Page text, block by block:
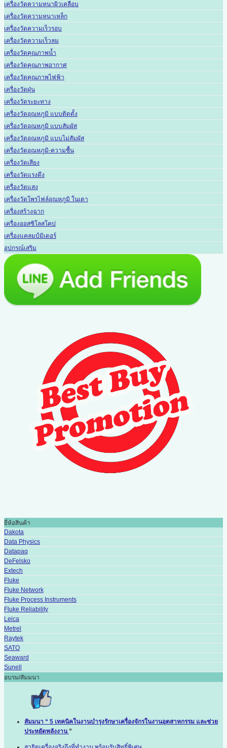
เครื่องวัดความหนาผิวเคลือบ
เครื่องวัดความหนาเหล็ก
เครื่องวัดความเร็วรอบ
เครื่องวัดความเร็วลม
เครื่องวัดคุณภาพน้ำ
เครื่องวัดคุณภาพอากาศ
เครื่องวัดคุณภาพไฟฟ้า
เครื่องวัดฝุ่น
เครื่องวัดระยะทาง
เครื่องวัดอุณหภูมิ แบบติดตั้ง
เครื่องวัดอุณหภูมิ แบบสัมผัส
เครื่องวัดอุณหภูมิ แบบไม่สัมผัส
เครื่องวัดอุณหภูมิ-ความชื้น
เครื่องวัดเสียง
เครื่องวัดแรงดึง
เครื่องวัดแสง
เครื่องวัดโพรไฟล์อุณหภูมิ ในเตา
เครื่องสร้างฉาก
เครื่องออสซิโลสโคป
เครื่องแคลมป์มิเตอร์
อุปกรณ์เสริม
ยี่ห้อสินค้า
Dakota
Data Physics
Datapaq
DeFelsko
Extech
Fluke
Fluke Network
Fluke Process Instruments
Fluke Reliability
Leica
Metrel
Raytek
SATO
Seaward
Sunell
อบรม/สัมมนา
สัมมนา “ 5 เทคนิคในงานบำรุงรักษาเครื่องจักรในงานอุตสาหกรรม และช่วย
ประหยัดพลังงาน ”